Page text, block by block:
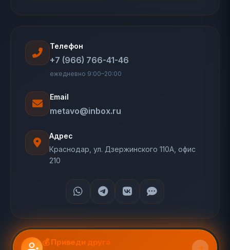
Телефон
+7 (966) 766-41-46
ежедневно 9:00–20:00
Email
metavo@inbox.ru
Адрес
Краснодар, ул. Дзержинского 110А, офис
210
💰 Приведи друга